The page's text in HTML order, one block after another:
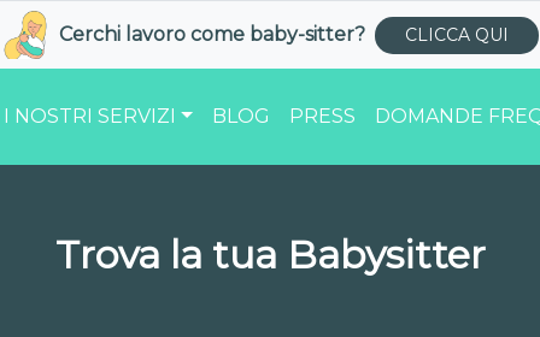
Cerchi lavoro come baby-sitter? CLICCA QUI
I NOSTRI SERVIZI BLOG PRESS DOMANDE
Trova la tua Babysitter